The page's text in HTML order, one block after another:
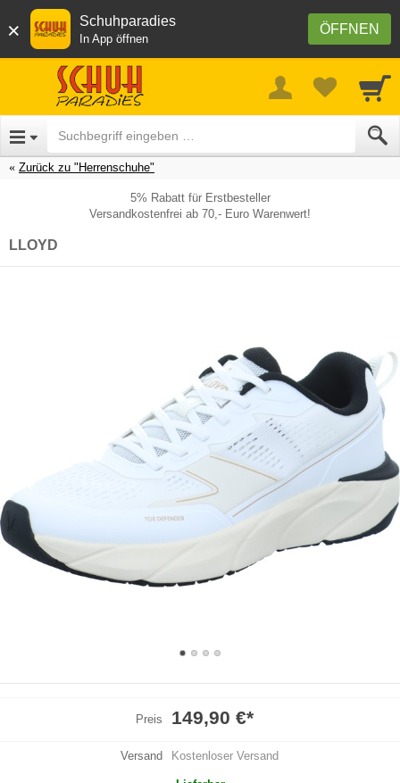
× ÖFFNEN
Schuhparadies
In App öffnen
Zurück zu "Herrenschuhe"
5% Rabatt für Erstbesteller
Versandkostenfrei ab 70,- Euro Warenwert!
LLOYD
Preis 149,90 €*
Versand Kostenloser Versand